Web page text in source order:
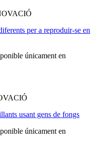
per a reproduir-se en
únicament en
usant gens de fongs
únicament en